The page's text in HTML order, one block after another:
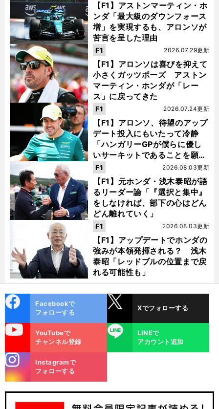
【F1】アストンマーティン・ホ
ンダ「最大級のダウンフォース
増」を実現するも、アロンソが
苦言を呈した理由
【F1】アロンソは喜びを抑えて
小さくガッツポーズ アストン
マーティン・ホンダが「レー
ス」に戻ってきた
2026.07.29更新
F1
【F1】アロンソ、待望のアップ
デート投入にもいたって冷静
「ハンガリーGPが僕らに優し
いサーキットであることを願
う」
2026.07.24更新
F1
【F1】元ホンダ・浅木泰昭が語
るリーダー論「『選択と集中』
をしなければ、部下の心はどん
どん離れていく」
2026.08.03更新
F1
【F1】アップデートでホンダの
強みが本領発揮される？ 浅木
泰昭「レッドブルの位置まで戻
れる可能性も」
2026.08.03更新
F1
ok
Facebookで
フォローする
Xでフォローする
YouTubeで
チャンネル登録
LINE
LINEで
アカウント追加
m
Instagramで
フォローする